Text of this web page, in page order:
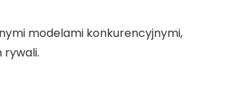
modelami konkurencyjnymi,
rywali.